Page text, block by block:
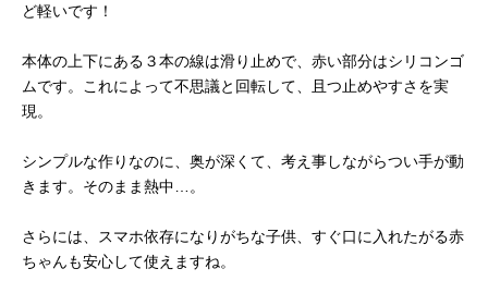
ど軽いです！
本体の上下にある３本の線は滑り止めで、赤い部分はシリコンゴ
ムです。これによって不思議と回転して、且つ止めやすさを実
現。
シンプルな作りなのに、奥が深くて、考え事しながらつい手が動
きます。そのまま熱中…。
さらには、スマホ依存になりがちな子供、すぐ口に入れたがる赤
ちゃんも安心して使えますね。